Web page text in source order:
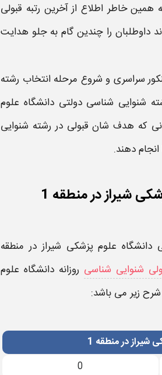
همین خاطر اطلاع ازآخرین رتبه قبولی
داوطلبان را چندین گام به جلو هدایت
سراسری​ و شروع مرحله انتخاب رشته
شنوایی شناسی دولتی دانشگاه علوم
که هدف شان قبولیدر رشته شنوایی
دهند.
شیراز در منطقه 1
دانشگاه علوم پزشکی شیراز در منطقه
شنوایی شناسی روزانه دانشگاه علوم
زیر می باشد:
شیراز در منطقه 1
0